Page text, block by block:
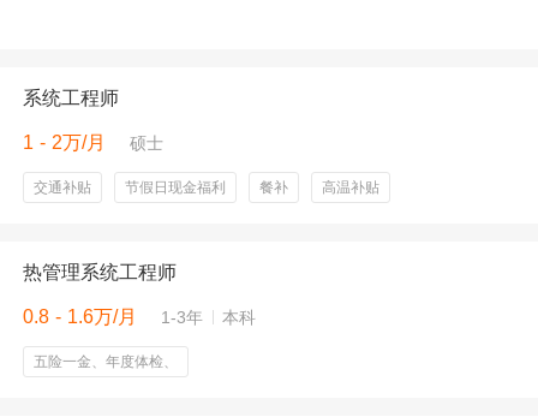
系统工程师
1 - 2万/月 硕士
交通补贴 节假日现金福利 餐补 高温补贴
热管理系统工程师
0.8 - 1.6万/月 1-3年 本科
五险一金、年度体检、